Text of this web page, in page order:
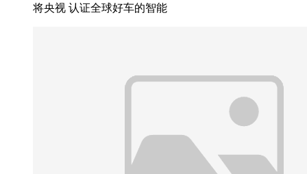
将央视 认证全球好车的智能